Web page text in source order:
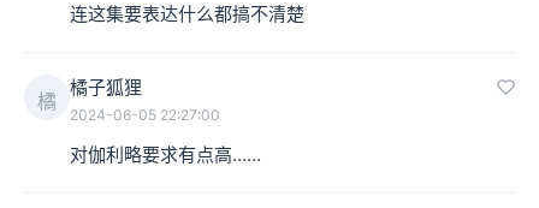
连这集要表达什么都搞不清楚
橘
橘子狐狸
2024-06-05 22:27:00
对伽利略要求有点高……